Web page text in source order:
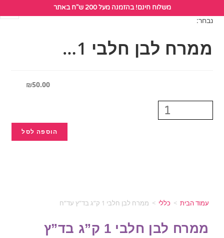
משלוח חינם! בהזמנה מעל 200 ש"ח באתר
נבחר:
ממרח לבן חלבי 1…
₪50.00
הוספה לסל
עמוד הבית > כללי > ממרח לבן חלבי 1 ק”ג בד”ץ עד”ח
ממרח לבן חלבי 1 ק”ג בד”ץ